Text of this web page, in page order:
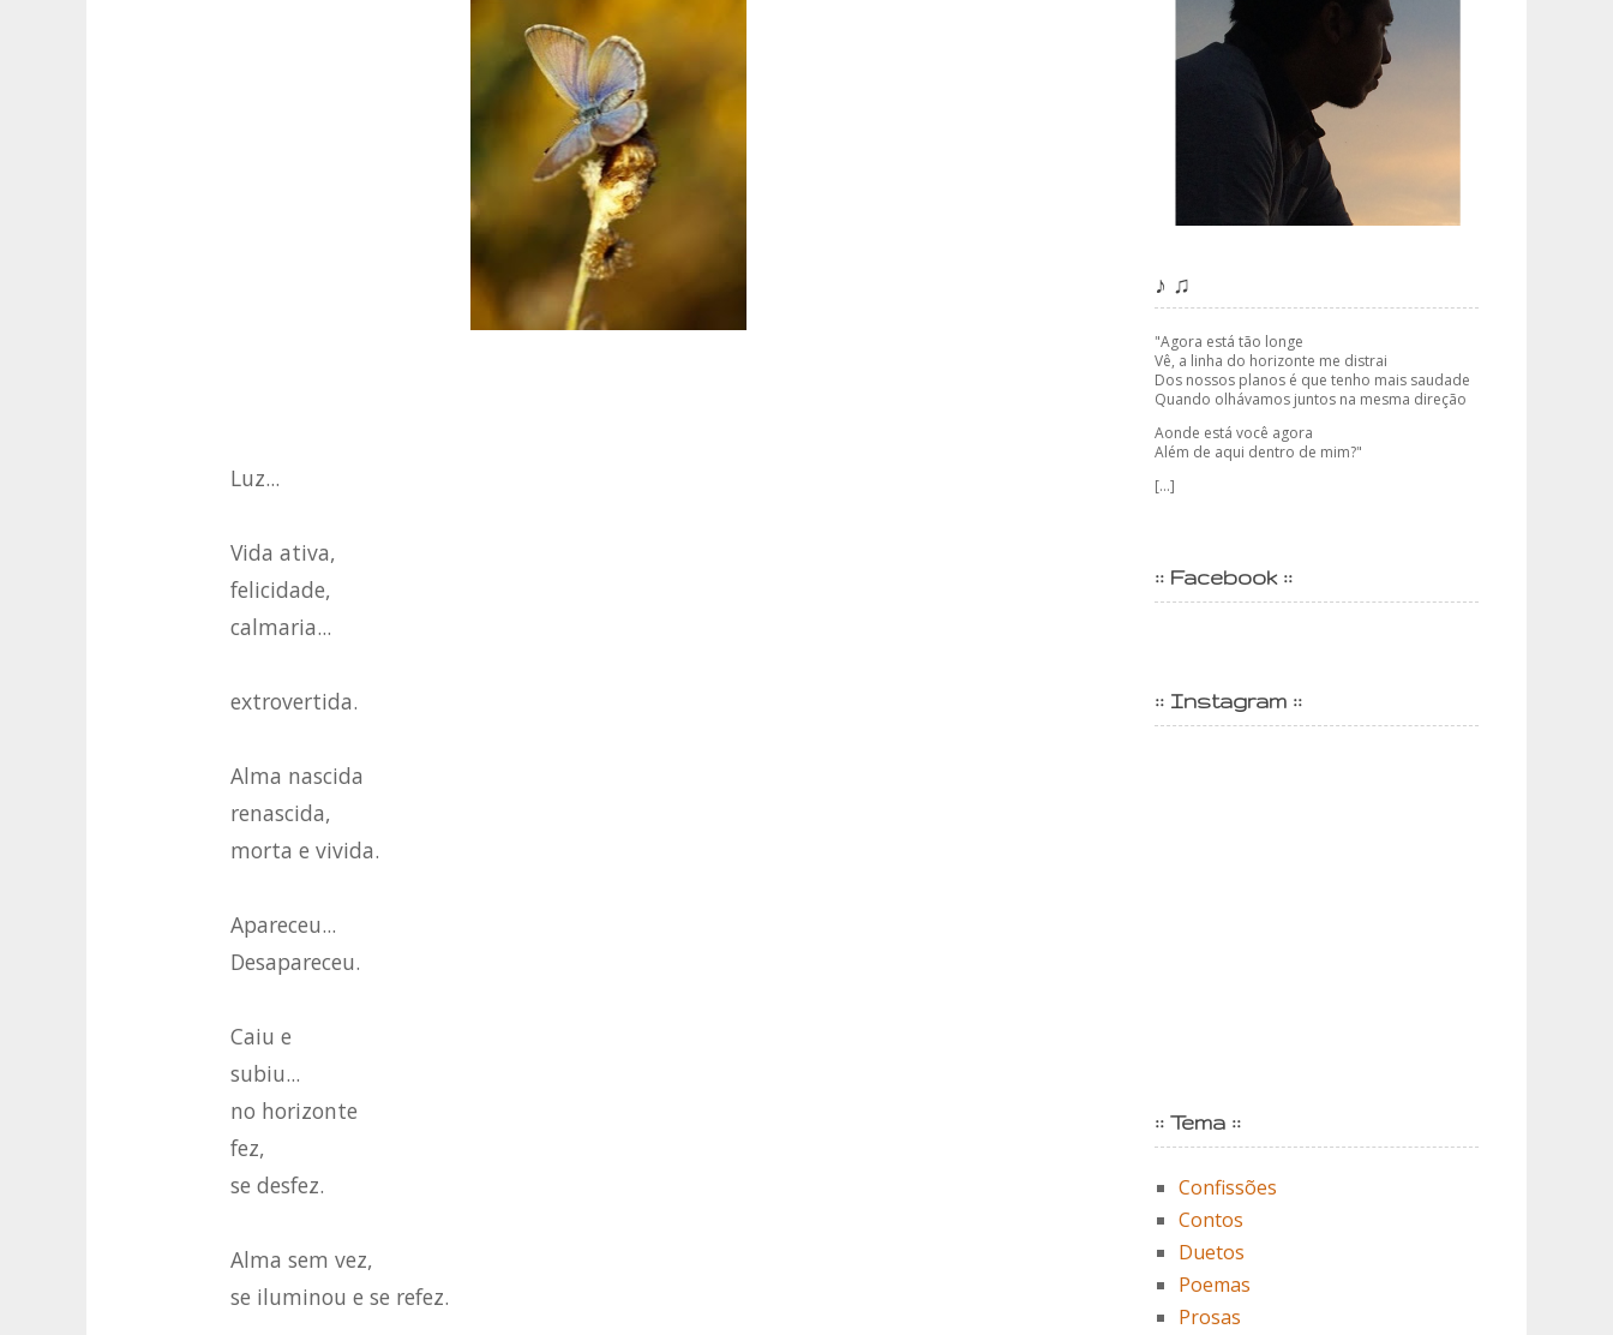
Luz...
Vida ativa,
felicidade,
calmaria...
extrovertida.
Alma nascida
renascida,
morta e vivida.
Apareceu...
Desapareceu.
Caiu e
subiu...
no horizonte
fez,
se desfez.
Alma sem vez,
se iluminou e se refez.
♪ ♫
"Agora está tão longe
Vê, a linha do horizonte me distrai
Dos nossos planos é que tenho mais saudade
Quando olhávamos juntos na mesma direção
Aonde está você agora
Além de aqui dentro de mim?"
[...]
:: Facebook ::
:: Instagram ::
:: Tema ::
Confissões
Contos
Duetos
Poemas
Prosas